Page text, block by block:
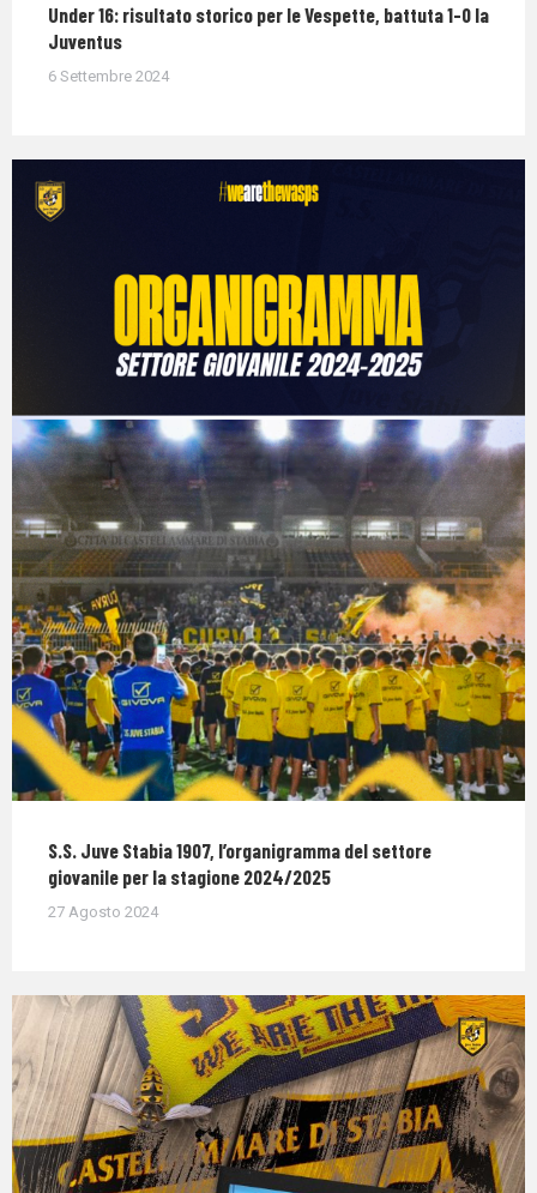
Under 16: risultato storico per le Vespette, battuta 1-0 la
Juventus
6 Settembre 2024
S.S. Juve Stabia 1907, l’organigramma del settore
giovanile per la stagione 2024/2025
27 Agosto 2024